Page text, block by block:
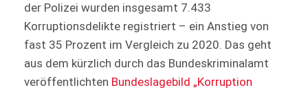
der Polizei wurden insgesamt 7.433
Korruptionsdelikte registriert – ein Anstieg von
fast 35 Prozent im Vergleich zu 2020. Das geht
aus dem kürzlich durch das Bundeskriminalamt
veröffentlichten Bundeslagebild „Korruption